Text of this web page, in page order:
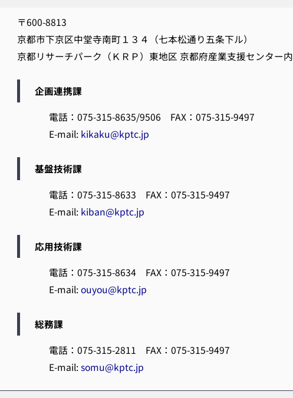
〒600-8813
京都市下京区中堂寺南町１３４（七本松通り五条下ル）
京都リサーチパーク（ＫＲＰ）東地区 京都府産業支援センター内
企画連携課
電話：075-315-8635/9506 FAX：075-315-9497
E-mail: kikaku@kptc.jp
基盤技術課
電話：075-315-8633 FAX：075-315-9497
E-mail: kiban@kptc.jp
応用技術課
電話：075-315-8634 FAX：075-315-9497
E-mail:ouyou@kptc.jp
総務課
電話：075-315-2811 FAX：075-315-9497
E-mail:somu@kptc.jp